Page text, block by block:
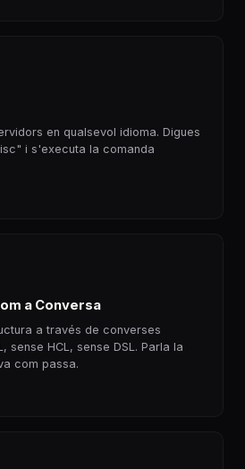
en qualsevol idioma. Digues
i s'executa la comanda
a Conversa
a través de converses
sense HCL, sense DSL. Parla la
com passa.